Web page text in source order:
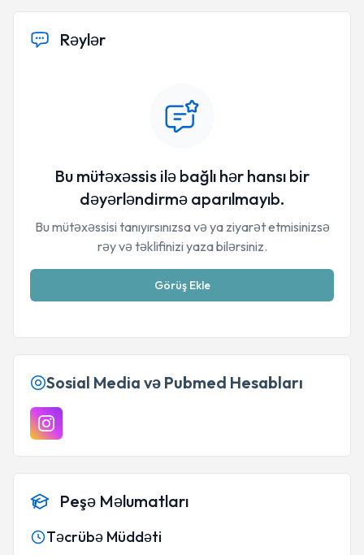
Rəylər
Bu mütəxəssis ilə bağlı hər hansı bir
dəyərləndirmə aparılmayıb.
Bu mütəxəssisi tanıyırsınızsa və ya ziyarət etmisinizsə
rəy və təklifinizi yaza bilərsiniz.
Görüş Ekle
Sosial Media və Pubmed Hesabları
Peşə Məlumatları
Təcrübə Müddəti